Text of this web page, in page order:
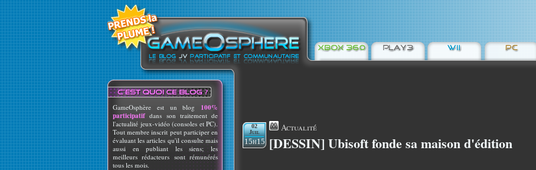
GameOsphère est un blog 100%
participatif dans son traitement de
l'actualité jeux-vidéo (consoles et PC).
Tout membre inscrit peut participer en
évaluant les articles qu'il consulte mais
aussi en publiant les siens; les
meilleurs rédacteurs sont rémunérés
tous les mois.
02
Juil
15h15
Actualité
[DESSIN] Ubisoft fonde sa maison d'édition